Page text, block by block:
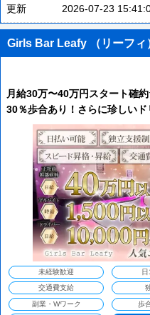
更新 2026-07-23
Girls Bar Leafy （リーフィ
月給30万〜40万円スタート確
30％歩合あり！さらに珍しい
ンの審査通過実績多数で将来
応援します！
未経験歓迎
交通費支給
副業・Wワーク 歩